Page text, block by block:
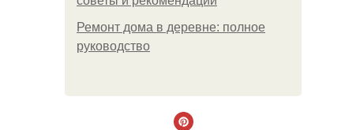
Ремонт дома в деревне: полное
руководство